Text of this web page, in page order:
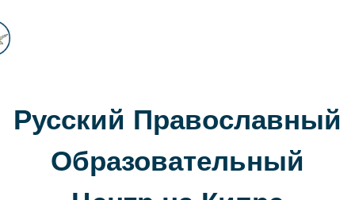
Русский Православный
Образовательный